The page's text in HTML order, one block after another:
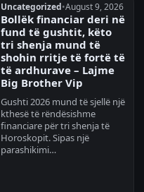
Uncategorized•August 9, 2026
Bollëk financiar deri në
fund të gushtit, këto
tri shenja mund të
shohin rritje të fortë të
të ardhurave – Lajme
Big Brother Vip
Gushti 2026 mund të sjellë një
kthesë të rëndësishme
financiare për tri shenja të
Horoskopit. Sipas një
parashikimi…